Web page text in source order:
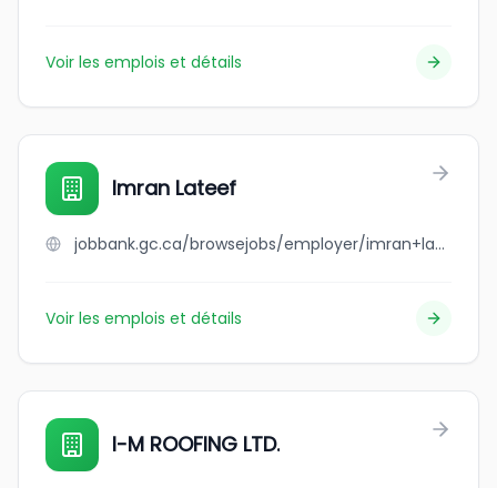
Voir les emplois et détails
Imran Lateef
jobbank.gc.ca/browsejobs/employer/imran+lateef/ca
Voir les emplois et détails
I-M ROOFING LTD.